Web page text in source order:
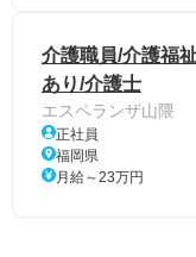
介護職員/介護福
あり/介護士
エスペランザ山隈
正社員
福岡県
月給～23万円